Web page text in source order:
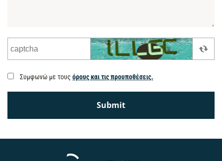
Συμφωνώ με τους όρους και τις προυποθέσεις.
Submit